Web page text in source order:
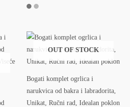
OUT OF STOCK
Bogati komplet ogrlica i
narukvica od bakra i labradorita,
Unikat, Ručni rad, Idealan poklon